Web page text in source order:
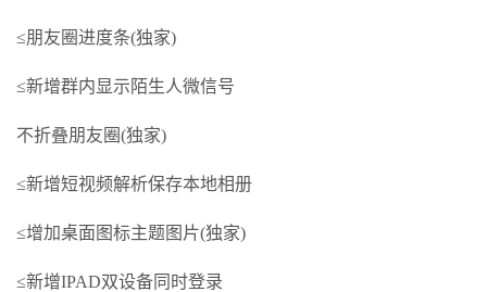
≤朋友圈进度条(独家)
≤新增群内显示陌生人微信号
不折叠朋友圈(独家)
≤新增短视频解析保存本地相册
≤增加桌面图标主题图片(独家)
≤新增IPAD双设备同时登录